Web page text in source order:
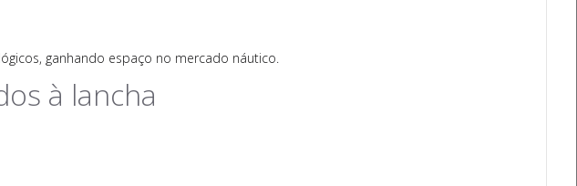
ganhando espaço no mercado náutico.
à lancha